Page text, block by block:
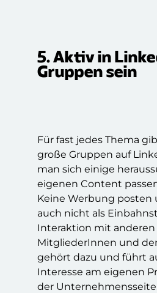
5. Aktiv in
Gruppen sein
Für fast jedes Thema
große Gruppen auf
man sich einige
eigenen Content
Keine Werbung posten
auch nicht als
Interaktion mit anderen
MitgliederInnen und
gehört dazu und führt
Interesse am eigenen
der